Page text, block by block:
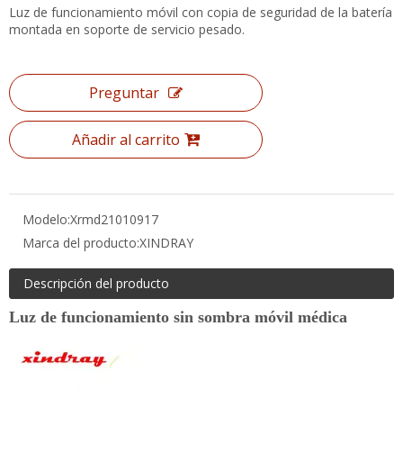
Preguntar
Añadir al carrito
Modelo:Xrmd21010917
Descripción del producto